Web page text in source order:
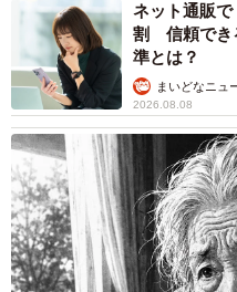
ネット通販
割 信頼でき
準とは？
まいどなニュ
2026.08.08